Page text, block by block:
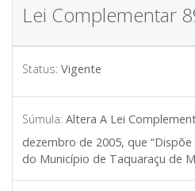
Lei Complementar
Status: Vigente
Súmula: Altera A Lei
dezembro de 2005, que
do Município de Taquaraçu de